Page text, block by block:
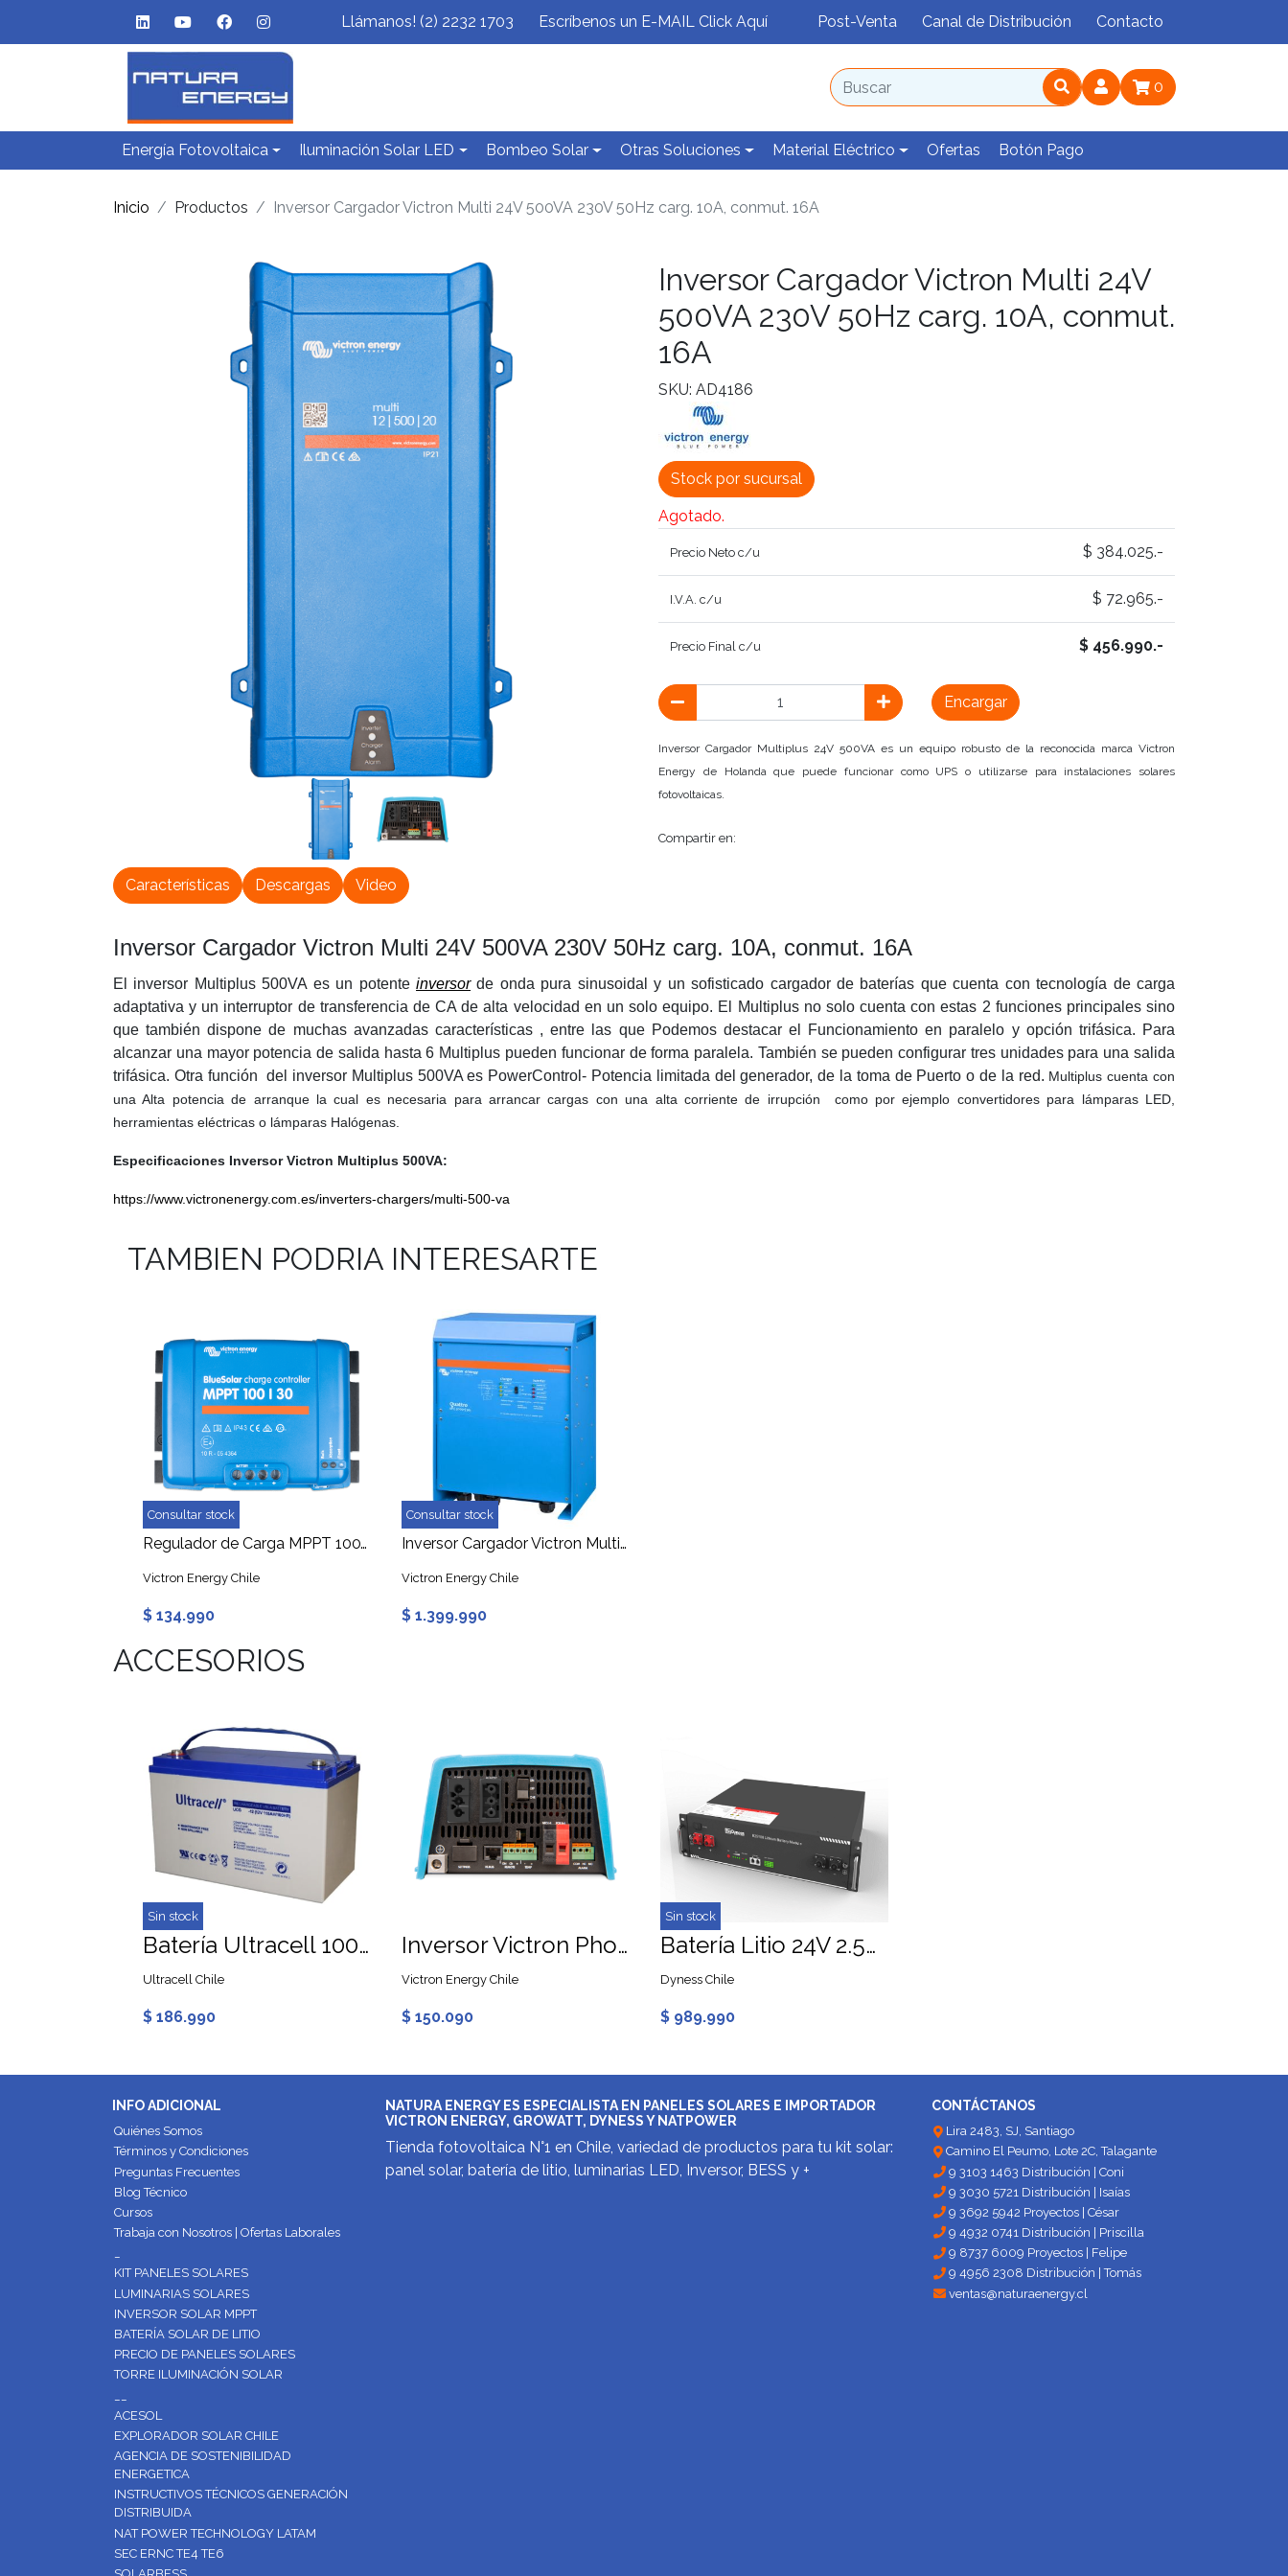
Llámanos! (2) 2232 1703 Escríbenos un E-MAIL Click Aquí Post-Venta Canal de Distribución Contacto
0
Energía Fotovoltaica Iluminación Solar LED Bombeo Solar Otras Soluciones Material Eléctrico Ofertas Botón Pago
Inicio Productos Inversor Cargador Victron Multi 24V 500VA 230V 50Hz carg. 10A, conmut. 16A
Inversor Cargador Victron Multi 24V
500VA 230V 50Hz carg. 10A, conmut.
16A
SKU: AD4186
Stock por sucursal
Agotado.
Precio Neto c/u $ 384.025.-
I.V.A. c/u $ 72.965.-
Precio Final c/u $ 456.990.-
Encargar
Inversor Cargador Multiplus 24V 500VA es un equipo robusto de la reconocida marca Victron
Energy de Holanda que puede funcionar como UPS o utilizarse para instalaciones solares
fotovoltaicas.
Compartir en:
Inversor Cargador Victron Multi 24V 500VA 230V 50Hz carg. 10A, conmut. 16A
El inversor Multiplus 500VA es un potente inversorde onda pura sinusoidal y un sofisticado cargador de baterías que cuenta con tecnología de carga
adaptativa y un interruptor de transferencia de CA de alta velocidad en un solo equipo. El Multiplus no solo cuenta con estas 2 funciones principales sino
que también dispone de muchas avanzadas características , entre las que Podemos destacar el Funcionamiento en paralelo y opción trifásica. Para
alcanzar una mayor potencia de salida hasta 6 Multiplus pueden funcionar de forma paralela. También se pueden configurar tres unidades para una salida
trifásica. Otra función del inversor Multiplus 500VA es PowerControl- Potencia limitada del generador, de la toma de Puerto o de la red. Multiplus cuenta con
una Alta potencia de arranque la cual es necesaria para arrancar cargas con una alta corriente de irrupción como por ejemplo convertidores para lámparas LED,
herramientas eléctricas o lámparas Halógenas.
Especificaciones Inversor Victron Multiplus 500VA:
https://www.victronenergy.com.es/inverters-chargers/multi-500-va
Características Descargas Video
TAMBIEN PODRIA INTERESARTE
Consultar stock
Regulador de Carga MPPT 100V 30A 12/24V Victron BlueSolar
Victron Energy Chile
$ 134.990
Consultar stock
Inversor Cargador Victron Multiplus 5000VA 48V 230V 50Hz carga 70A, conmutación 100A
Victron Energy Chile
$ 1.399.990
ACCESORIOS
Sin stock
Batería Ultracell 100Ah 12V GEL Ciclo Profundo
Ultracell Chile
$ 186.990
Inversor Victron Phoenix 375VA 24V 230V 50Hz Schuko
Victron Energy Chile
$ 150.090
Sin stock
Batería Litio 24V 2.56kWh Dyness
Dyness Chile
$ 989.990
INFO ADICIONAL
Quiénes Somos
Términos y Condiciones
Preguntas Frecuentes
Blog Técnico
Cursos
Trabaja con Nosotros | Ofertas Laborales
KIT PANELES SOLARES
LUMINARIAS SOLARES
INVERSOR SOLAR MPPT
BATERÍA SOLAR DE LITIO
PRECIO DE PANELES SOLARES
TORRE ILUMINACIÓN SOLAR
ACESOL
EXPLORADOR SOLAR CHILE
AGENCIA DE SOSTENIBILIDAD
ENERGETICA
INSTRUCTIVOS TÉCNICOS GENERACIÓN
DISTRIBUIDA
NAT POWER TECHNOLOGY LATAM
SEC ERNC TE4 TE6
NATURA ENERGY ES ESPECIALISTA EN PANELES SOLARES E IMPORTADOR
VICTRON ENERGY, GROWATT, DYNESS Y NATPOWER
Tienda fotovoltaica N°1 en Chile, variedad de productos para tu kit solar:
panel solar, batería de litio, luminarias LED, Inversor, BESS y +
CONTÁCTANOS
Lira 2483, SJ, Santiago
Camino El Peumo, Lote 2C, Talagante
9 3103 1463 Distribución | Coni
9 3030 5721 Distribución | Isaías
9 3692 5942 Proyectos | César
9 4932 0741 Distribución | Priscilla
9 8737 6009 Proyectos | Felipe
9 4956 2308 Distribución | Tomás
ventas@naturaenergy.cl